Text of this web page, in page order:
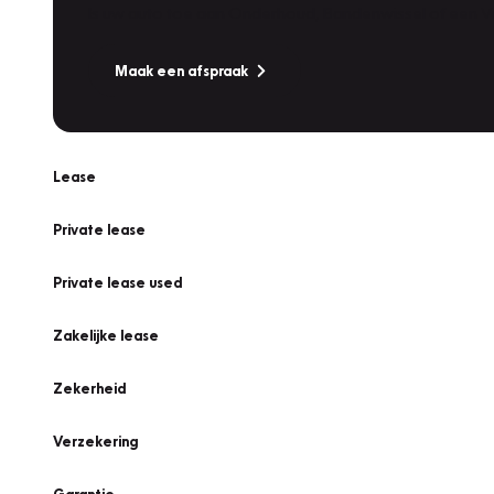
Maak een afspraak
Lease
Private lease
Private lease used
Zakelijke lease
Zekerheid
Verzekering